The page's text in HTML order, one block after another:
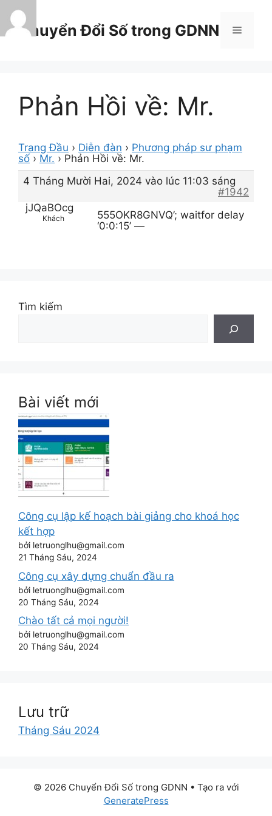
Chuyển
đến
nội
Chuyển Đổi Số trong GDNN Menu
Phản Hồi về: Mr.
Trang Đầu › Diễn đàn › Phương pháp sư phạm
số › Mr. › Phản Hồi về: Mr.
4 Tháng Mười Hai, 2024 vào lúc 11:03 sáng
#1942
jJQaBOcg
Khách
555OKR8GNVQ’; waitfor delay
‘0:0:15’ —
Tìm kiếm
Bài viết mới
Công cụ lập kế hoạch bài giảng cho khoá học
kết hợp
bởi letruonglhu@gmail.com
21 Tháng Sáu, 2024
Công cụ xây dựng chuẩn đầu ra
bởi letruonglhu@gmail.com
20 Tháng Sáu, 2024
Chào tất cả mọi người!
bởi letruonglhu@gmail.com
20 Tháng Sáu, 2024
Lưu trữ
Tháng Sáu 2024
© 2026 Chuyển Đổi Số trong GDNN • Tạo ra với
GeneratePress